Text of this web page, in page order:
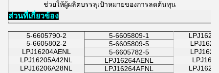
ช่วยให้ผู้ผลิตบรรลุเป้าหมายของการลดต้นทุน
ส่วนที่เกี่ยวข้อง
5-6605790-2 5-6605809-1
5-6605802-2
5-6605809-5
LPJ16204AENL
5-6605782-5
LPJ16205A42NL
LPJ16264AENL
LPJ16206A28NL
LPJ16264AFNL